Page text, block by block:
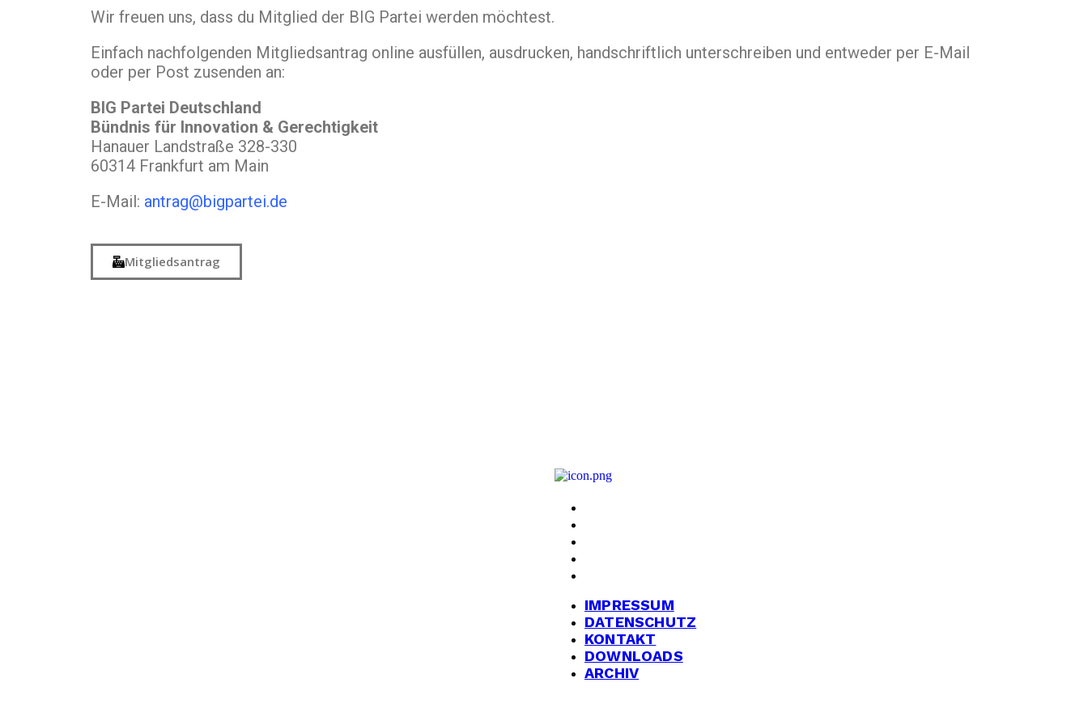
Wir freuen uns, dass du Mitglied der BIG Partei werden möchtest.
Einfach nachfolgenden Mitgliedsantrag online ausfüllen, ausdrucken, handschriftlich unterschreiben und entweder per E-Mail
oder per Post zusenden an:
BIG Partei Deutschland
Bündnis für Innovation & Gerechtigkeit
Hanauer Landstraße 328-330
60314 Frankfurt am Main
E-Mail: antrag@bigpartei.de
Mitgliedsantrag
IMPRESSUM
DATENSCHUTZ
KONTAKT
DOWNLOADS
ARCHIV